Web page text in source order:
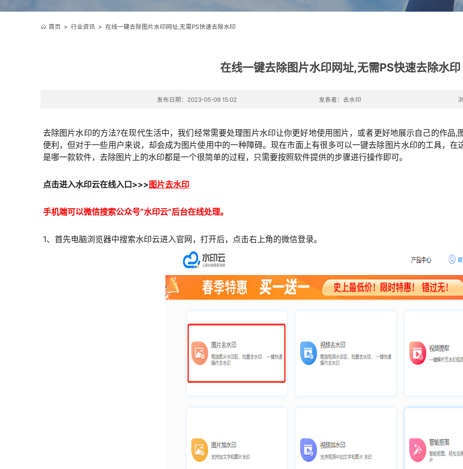
首页 > 行业资讯> 在线一键去除图片水印网址,无需PS快速去除水印
在线一键去除图片水印网址,无需PS快速去除水印
发布日期：2023-05-09 15:02 发表者：去水印
去除图片水印的方法?在现代生活中，我们经常需要处理图片水印让你更好地使用图片，或者更好地展示自己的作品
便利，但对于一些用户来说，却会成为图片使用中的一种障碍。现在市面上有很多可以一键去除图片水印的工具，
是哪一款软件，去除图片上的水印都是一个很简单的过程，只需要按照软件提供的步骤进行操作即可。
点击进入水印云在线入口>>>图片去水印
手机端可以微信搜索公众号“水印云”后台在线处理。
1、首先电脑浏览器中搜索水印云进入官网，打开后，点击右上角的微信登录。